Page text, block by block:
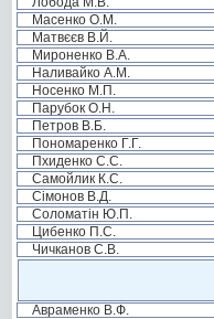
Масенко О.М.
Матвєєв В.Й.
Мироненко В.А.
Наливайко А.М.
Носенко М.П.
Парубок О.Н.
Петров В.Б.
Пономаренко Г.Г.
Пхиденко С.С.
Самойлик К.С.
Сімонов В.Д.
Соломатін Ю.П.
Цибенко П.С.
Чичканов С.В.
Авраменко В.Ф.